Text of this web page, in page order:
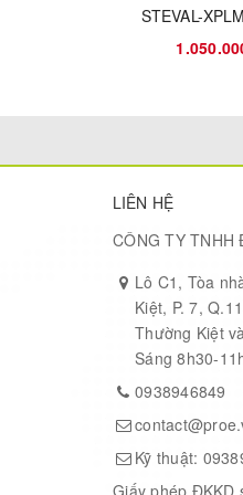
Programmable
Bullet-proof
Fully integrated
FSK, GFSK,
Preamble
127 dB Dynamic
Packet engine
Built-in
MCU Spec
MCU:
Flash:32KB
SRAM:2KB
EEPROM:1KB
STEVAL-
LIÊN HỆ
CÔNG TY TNHH
Lô C1, Tòa
Kiệt, P. 7,
Thường Kiệt
Sáng 8h30-
0938946849
Kỹ thuật:
Giấy phép ĐKKD